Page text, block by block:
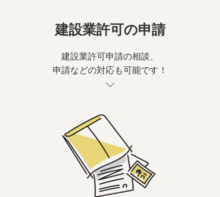
建設業許可の申請
建設業許可申請の相談、
申請などの対応も可能です！